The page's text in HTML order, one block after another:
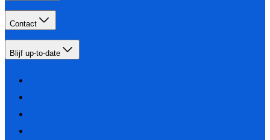
Contact
Blijf up-to-date